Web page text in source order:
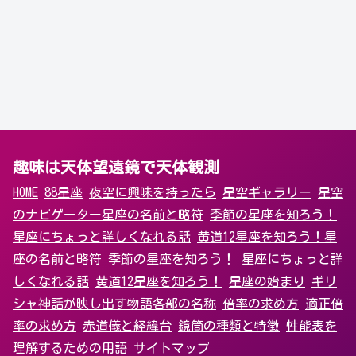
趣味は天体望遠鏡で天体観測
HOME 88星座 夜空に興味を持ったら 星空ギャラリー 星空
のナビゲーター星座の名前と略符 季節の星座を知ろう！
星座にちょっと詳しくなれる話 黄道12星座を知ろう！ 星
座の名前と略符 季節の星座を知ろう！
星座にちょっと詳
しくなれる話 黄道12星座を知ろう！ 星座の始まり
ギリ
シャ神話が映し出す物語各部の名称 倍率の求め方 適正倍
率の求め方 赤道儀と経緯台 鏡筒の種類と特徴 性能表を
理解するための用語 サイトマップ